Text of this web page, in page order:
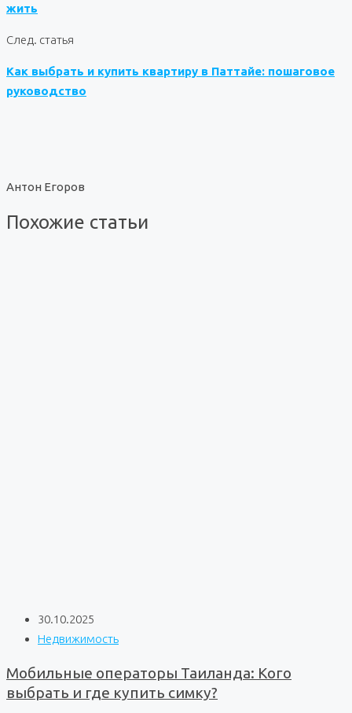
жить
След. статья
Как выбрать и купить квартиру в Паттайе: пошаговое
руководство
Антон Егоров
Похожие статьи
30.10.2025
Недвижимость
Мобильные операторы Таиланда: Кого
выбрать и где купить симку?